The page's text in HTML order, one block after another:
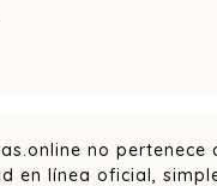
no pertenece
en línea oficial,